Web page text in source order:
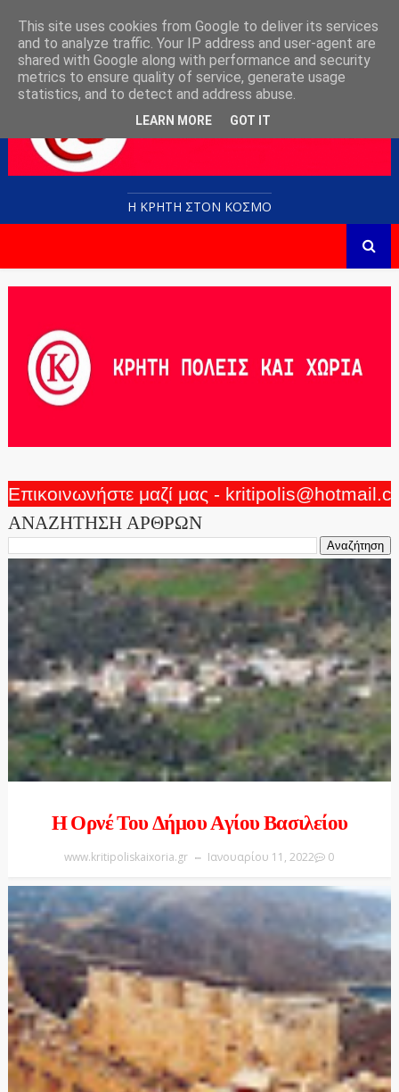
Η ΚΡΗΤΗ ΣΤΟN KOΣΜΟ
Επικοινωνήστε μαζί μας -
ΑΝΑΖΗΤΗΣΗ ΑΡΘΡΩΝ
Η Ορνέ Του Δήμου Αγίου Βασιλείου
www.kritipoliskaixoria.gr Ιανουαρίου 11, 2022 0
This site uses cookies from Google to deliver its services
and to analyze traffic. Your IP address and user-agent are
shared with Google along with performance and security
metrics to ensure quality of service, generate usage
statistics, and to detect and address abuse.
LEARN MORE GOT IT